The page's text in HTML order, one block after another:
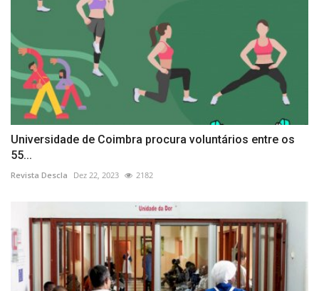
Universidade de Coimbra procura voluntários entre os
55...
Revista Descla Dez 22, 2023 2182